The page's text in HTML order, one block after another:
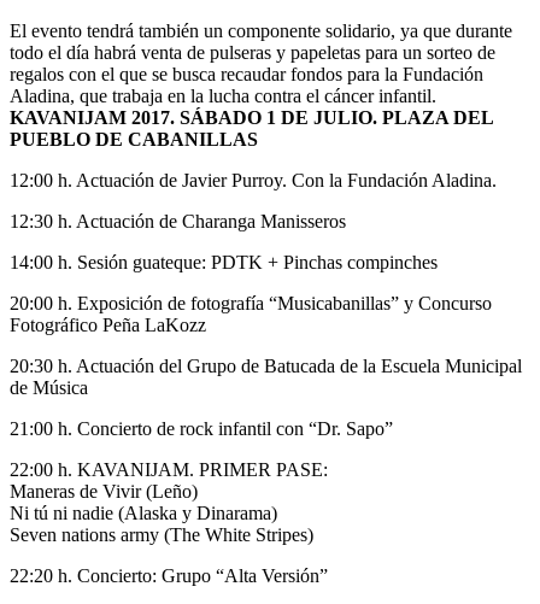
El evento tendrá también un componente solidario, ya que durante
todo el día habrá venta de pulseras y papeletas para un sorteo de
regalos con el que se busca recaudar fondos para la Fundación
Aladina, que trabaja en la lucha contra el cáncer infantil.
KAVANIJAM 2017. SÁBADO 1 DE JULIO. PLAZA DEL
PUEBLO DE CABANILLAS
12:00 h. Actuación de Javier Purroy. Con la Fundación Aladina.
12:30 h. Actuación de Charanga Manisseros
14:00 h. Sesión guateque: PDTK + Pinchas compinches
20:00 h. Exposición de fotografía “Musicabanillas” y Concurso
Fotográfico Peña LaKozz
20:30 h. Actuación del Grupo de Batucada de la Escuela Municipal
de Música
21:00 h. Concierto de rock infantil con “Dr. Sapo”
22:00 h. KAVANIJAM. PRIMER PASE:
Maneras de Vivir (Leño)
Ni tú ni nadie (Alaska y Dinarama)
Seven nations army (The White Stripes)
22:20 h. Concierto: Grupo “Alta Versión”